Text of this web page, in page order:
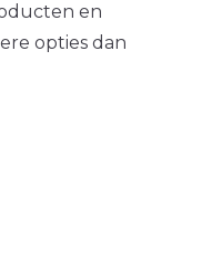
en
opties dan